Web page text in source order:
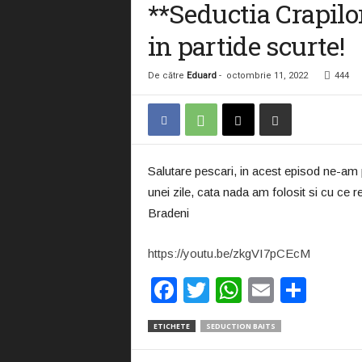
**Seductia
in partide scurte!
De către Eduard- octombrie 11, 2022 444
Salutare pescari, in acest episod ne-
unei zile, cata nada am folosit si cu ce
Bradeni
https://youtu.be/zkgVI7pCEcM
F
a
c
T
wi
tt
W
h
at
E
m
ail ta
ETICHETE SEDUCTION BAITS